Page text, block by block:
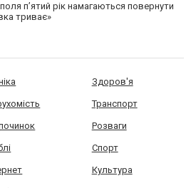
пʼятий рік намагаються повернути
триває»
Здоров'я
Транспорт
Розваги
Спорт
Культура